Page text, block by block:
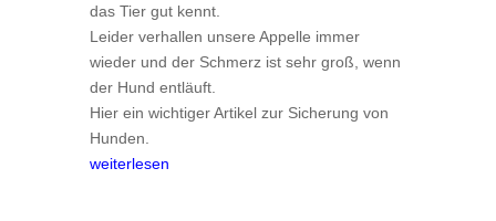
das Tier gut kennt.
Leider verhallen unsere Appelle immer
wieder und der Schmerz ist sehr groß, wenn
der Hund entläuft.
Hier ein wichtiger Artikel zur Sicherung von
Hunden.
weiterlesen